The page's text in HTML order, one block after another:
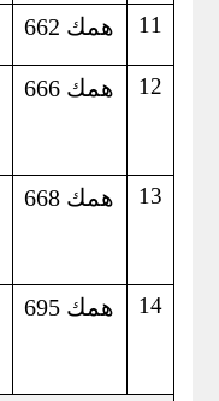
11 همك 662
12 همك 666
13 همك 668
14 همك 695